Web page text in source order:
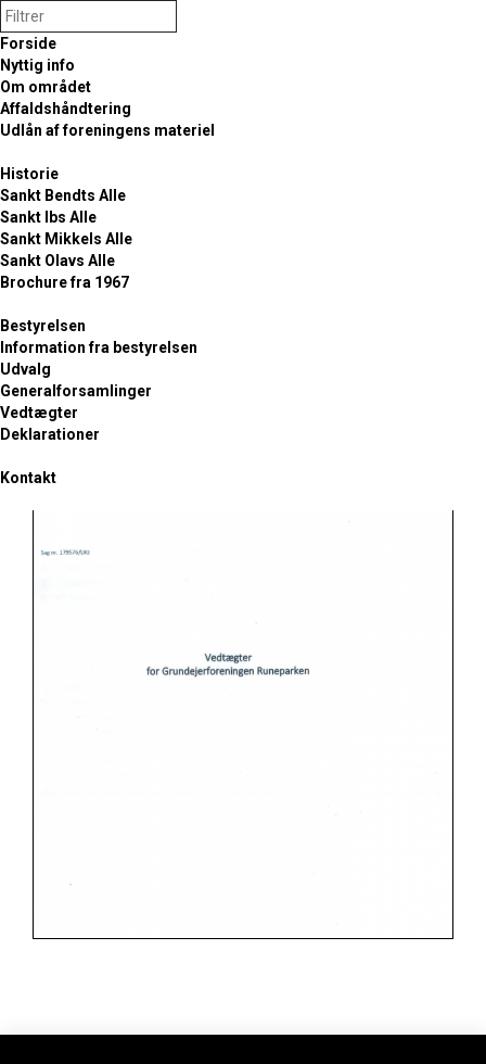
Forside
Nyttig info
Om området
Affaldshåndtering
Udlån af foreningens materiel
Historie
Sankt Bendts Alle
Sankt Ibs Alle
Sankt Mikkels Alle
Sankt Olavs Alle
Brochure fra 1967
Bestyrelsen
Information fra bestyrelsen
Udvalg
Generalforsamlinger
Vedtægter
Deklarationer
Kontakt
FORSIDE
Vedtægter
Læs Runeparkens vedtægter på følgende dokument.